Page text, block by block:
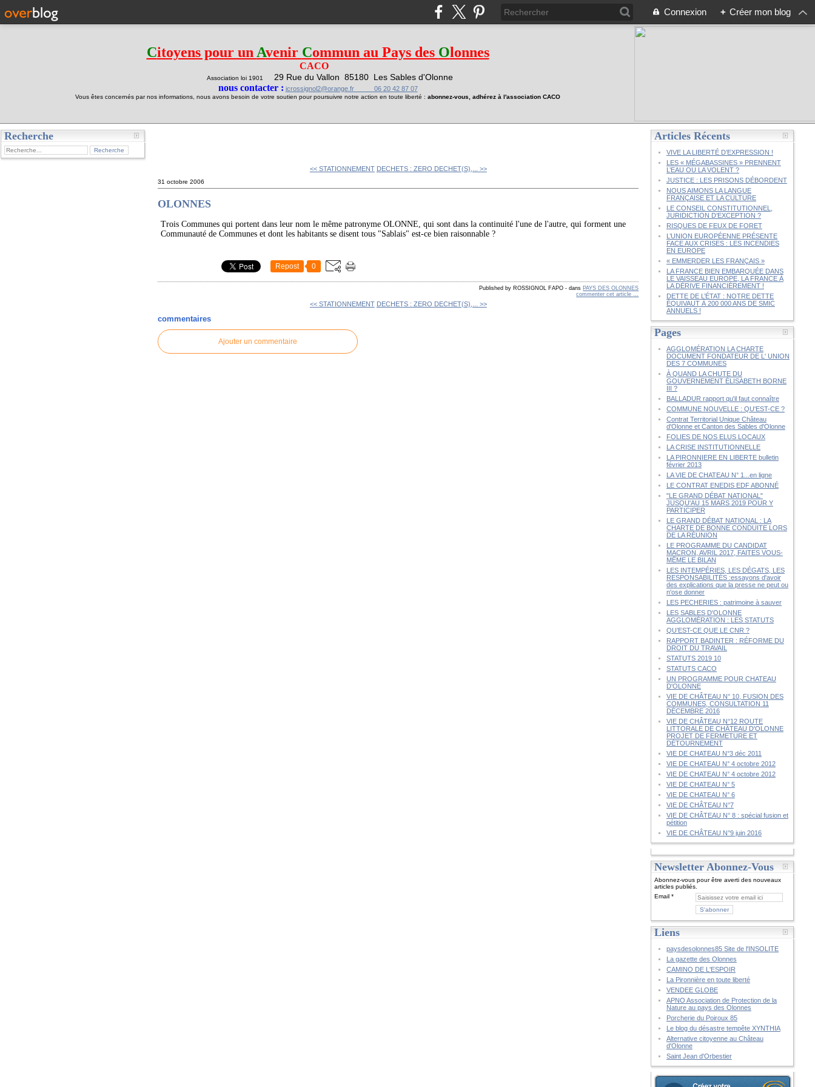
Connexion + Créer mon blog
Citoyens pour un Avenir Commun au Pays des Olonnes
CACO
Association loi 1901 29 Rue du Vallon 85180 Les Sables d'Olonne
nous contacter : jcrossignol2@orange.fr 06 20 42 87 07
Vous êtes concernés par nos informations, nous avons besoin de votre soutien pour poursuivre notre action en toute liberté : abonnez-vous, adhérez à l'association CACO
Recherche
<< STATIONNEMENT DECHETS : ZERO DECHET(S),... >>
31 octobre 2006
OLONNES
Trois Communes qui portent dans leur nom le même patronyme OLONNE, qui sont dans la continuité l'une de l'autre, qui forment une
Communauté de Communes et dont les habitants se disent tous "Sablais" est-ce bien raisonnable ?
Repost 0
Published by ROSSIGNOL FAPO - dans PAYS DES OLONNES
commenter cet article
<< STATIONNEMENT DECHETS : ZERO DECHET(S),... >>
commentaires
Ajouter un commentaire
Articles Récents
VIVE LA LIBERTÉ D’EXPRESSION !
LES « MÉGABASSINES » PRENNENT
L’EAU OU LA VOLENT ?
JUSTICE : LES PRISONS DÉBORDENT
NOUS AIMONS LA LANGUE
FRANÇAISE ET LA CULTURE
LE CONSEIL CONSTITUTIONNEL,
JURIDICTION D’EXCEPTION ?
RISQUES DE FEUX DE FORET
L’UNION EUROPÉENNE PRÉSENTE
FACE AUX CRISES : LES INCENDIES
EN EUROPE
« EMMERDER LES FRANÇAIS »
LA FRANCE BIEN EMBARQUÉE DANS
LE VAISSEAU EUROPE, LA FRANCE À
LA DÉRIVE FINANCIÈREMENT !
DETTE DE L’ÉTAT : NOTRE DETTE
ÉQUIVAUT À 200 000 ANS DE SMIC
ANNUELS !
Pages
AGGLOMÉRATION LA CHARTE
DOCUMENT FONDATEUR DE L' UNION
DES 7 COMMUNES
À QUAND LA CHUTE DU
GOUVERNEMENT ÉLISABETH BORNE
III ?
BALLADUR rapport qu'il faut connaître
COMMUNE NOUVELLE : QU'EST-CE ?
Contrat Territorial Unique Château
d'Olonne et Canton des Sables d'Olonne
FOLIES DE NOS ELUS LOCAUX
LA CRISE INSTITUTIONNELLE
LA PIRONNIERE EN LIBERTE bulletin
février 2013
LA VIE DE CHATEAU N° 1...en ligne
LE CONTRAT ENEDIS EDF ABONNÉ
"LE GRAND DÉBAT NATIONAL"
JUSQU'AU 15 MARS 2019 POUR Y
PARTICIPER
LE GRAND DÉBAT NATIONAL : LA
CHARTE DE BONNE CONDUITE LORS
DE LA RÉUNION
LE PROGRAMME DU CANDIDAT
MACRON, AVRIL 2017, FAITES VOUS-
MÊME LE BILAN
LES INTEMPÉRIES, LES DÉGATS, LES
RESPONSABILITÉS :essayons d'avoir
des explications que la presse ne peut ou
n'ose donner
LES PECHERIES : patrimoine à sauver
LES SABLES D'OLONNE
AGGLOMÉRATION : LES STATUTS
QU’EST-CE QUE LE CNR ?
RAPPORT BADINTER : RÉFORME DU
DROIT DU TRAVAIL
STATUTS 2019 10
STATUTS CACO
UN PROGRAMME POUR CHATEAU
D'OLONNE
VIE DE CHÂTEAU N° 10, FUSION DES
COMMUNES, CONSULTATION 11
DÉCEMBRE 2016
VIE DE CHÂTEAU N°12 ROUTE
LITTORALE DE CHÂTEAU D'OLONNE
PROJET DE FERMETURE ET
DÉTOURNEMENT
VIE DE CHATEAU N°3 déc 2011
VIE DE CHATEAU N° 4 octobre 2012
VIE DE CHATEAU N° 4 octobre 2012
VIE DE CHATEAU N° 5
VIE DE CHATEAU N° 6
VIE DE CHÂTEAU N°7
VIE DE CHÂTEAU N° 8 : spécial fusion et
pétition
VIE DE CHÂTEAU N°9 juin 2016
Newsletter Abonnez-Vous
Abonnez-vous pour être averti des nouveaux
articles publiés.
Email
Liens
paysdesolonnes85 Site de l'INSOLITE
La gazette des Olonnes
CAMINO DE L'ESPOIR
La Pironnière en toute liberté
VENDEE GLOBE
APNO Association de Protection de la
Nature au pays des Olonnes
Porcherie du Poiroux 85
Le blog du désastre tempête XYNTHIA
Alternative citoyenne au Château
d'Olonne
Saint Jean d'Orbestier